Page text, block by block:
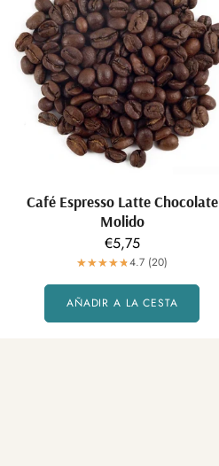
Café Espresso Latte Chocolate
Molido
Precio
regular
€5,75
4.7 (20)
AÑADIR A LA CESTA